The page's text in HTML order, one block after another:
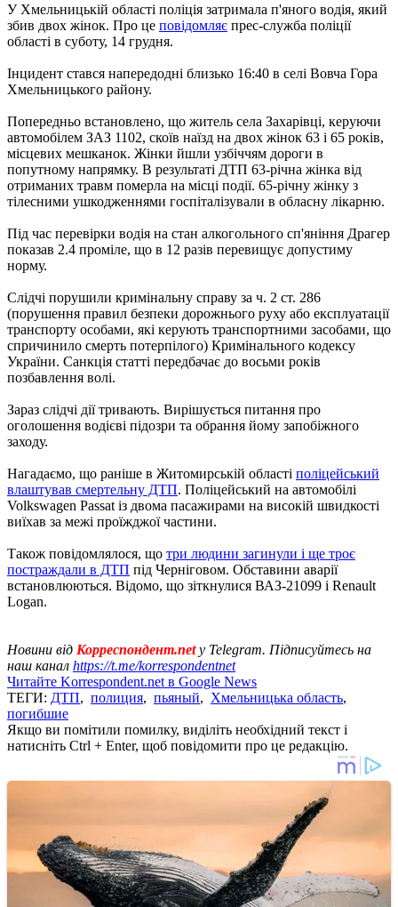
У Хмельницькій області поліція затримала п'яного водія, який
збив двох жінок. Про це повідомляє прес-служба поліції
області в суботу, 14 грудня.
Інцидент стався напередодні близько 16:40 в селі Вовча Гора
Хмельницького району.
Попередньо встановлено, що житель села Захарівці, керуючи
автомобілем ЗАЗ 1102, скоїв наїзд на двох жінок 63 і 65 років,
місцевих мешканок. Жінки йшли узбіччям дороги в
попутному напрямку. В результаті ДТП 63-річна жінка від
отриманих травм померла на місці події. 65-річну жінку з
тілесними ушкодженнями госпіталізували в обласну лікарню.
Під час перевірки водія на стан алкогольного сп'яніння Драгер
показав 2.4 проміле, що в 12 разів перевищує допустиму
норму.
Слідчі порушили кримінальну справу за ч. 2 ст. 286
(порушення правил безпеки дорожнього руху або експлуатації
транспорту особами, які керують транспортними засобами, що
спричинило смерть потерпілого) Кримінального кодексу
України. Санкція статті передбачає до восьми років
позбавлення волі.
Зараз слідчі дії тривають. Вирішується питання про
оголошення водієві підозри та обрання йому запобіжного
заходу.
Нагадаємо, що раніше в Житомирській області поліцейський
влаштував смертельну ДТП. Поліцейський на автомобілі
Volkswagen Passat із двома пасажирами на високій швидкості
виїхав за межі проїжджої частини.
Також повідомлялося, що три людини загинули і ще троє
постраждали в ДТП під Черніговом. Обставини аварії
встановлюються. Відомо, що зіткнулися ВАЗ-21099 і Renault
Logan.
Новини від Корреспондент.netу Telegram. Підписуйтесь на
наш канал https://t.me/korrespondentnet
Читайте Korrespondent.net в Google News
ТЕГИ: ДТП, полиция, пьяный, Хмельницька область,
погибшие
Якщо ви помітили помилку, виділіть необхідний текст і
натисніть Ctrl + Enter, щоб повідомити про це редакцію.